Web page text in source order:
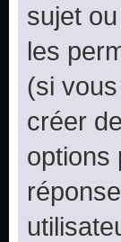
sujet
les
(si
créer
options